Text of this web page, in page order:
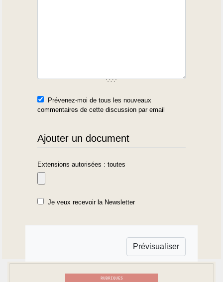
Prévenez-moi de tous les nouveaux
commentaires de cette discussion par email
Ajouter un document
Extensions autorisées : toutes
Je veux recevoir la Newsletter
RUBRIQUES